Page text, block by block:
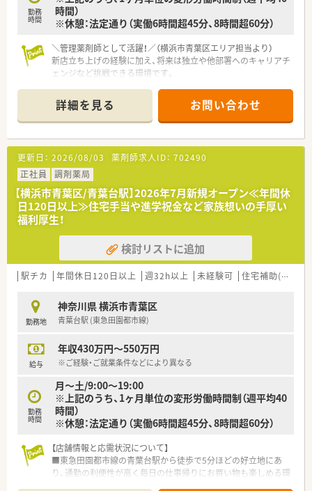
勤務
時間
時間）
※休憩：法定通り（実働6時間超45分、8時間超60分）
＼管理薬剤師として活躍！／（横浜市青葉区エリア担当より）
新店立ち上げの経験に加え、将来は独立や他部署へのキャリアチ
ェンジなど挑戦できる環境です。
【店舗情報と応需状況について】
■青葉台駅から徒歩5分の好立地で、2026年7月オープンの新し
い調剤薬局の店舗です。
■内科を中心に応需し、さらに1から2科目の追加を検討してい
るため幅広い経験が積めます。
■オープニングスタッフとして、立ち上げから店舗作りに関わる
ことができる貴重な環境です。
【法人特徴について】
■全国に90店舗以上を展開し、医療モール型を中心とした安定
した無借金経営を続けている法人です。
■親会社が医療コンサルティング会社であり、医療機関との強固
な連携による自社開発が強みです。
■全従業員とそのご家族の幸せを追求するという経営理念を掲
げ、充実した福利厚生を提供しています。
【想定される業務内容】
■処方箋に基づく調剤業務から監査、患者様への丁寧な服薬指導
までの一連の業務をお任せします。
営のためのオペレーション構築も担います。
■近隣の医療機関との連携を深め、地域の方々に寄り添ったかか
詳細を見る お問い合わせ
更新日： 2026/08/03 薬剤師求人ID： 702490
正社員
調剤薬局
【横浜市青葉区/青葉台駅】2026年7月新規オープン≪年間休
日120日以上≫住宅手当や進学祝金など家族想いの手厚い
福利厚生！
検討リストに追加
駅チカ 年間休日120日以上 週32h以上 未経験可 住宅補助(手当)あり
勤務地
神奈川県 横浜市青葉区
青葉台駅 (東急田園都市線)
給与
年収430万円～550万円
※ご経験・ご就業条件などにより異なる
勤務
時間
月～土/9:00～19:00
※上記のうち、1ヶ月単位の変形労働時間制（週平均40
時間）
※休憩：法定通り（実働6時間超45分、8時間超60分）
【店舗情報と応需状況について】
■東急田園都市線の青葉台駅から徒歩で5分ほどの好立地にあ
り、通勤の利便性が高く毎日の仕事帰りにお買い物も楽しめる環